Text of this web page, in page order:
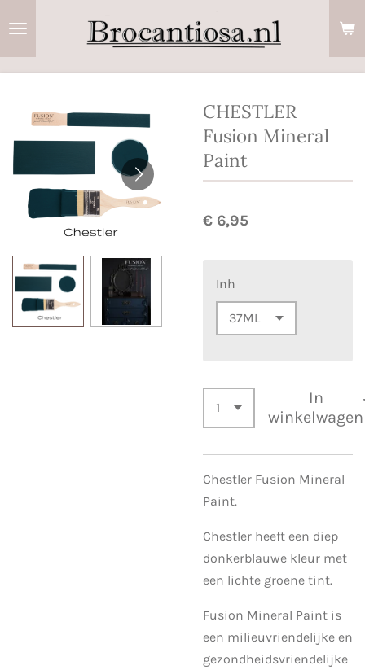
CHESTLER
Fusion Mineral
Paint
€ 6,95
Inh
In
winkelwagen
Chestler Fusion Mineral
Paint.
Chestler heeft een diep
donkerblauwe kleur met
een lichte groene tint.
Fusion Mineral Paint is
een milieuvriendelijke en
gezondheidsvriendelijke